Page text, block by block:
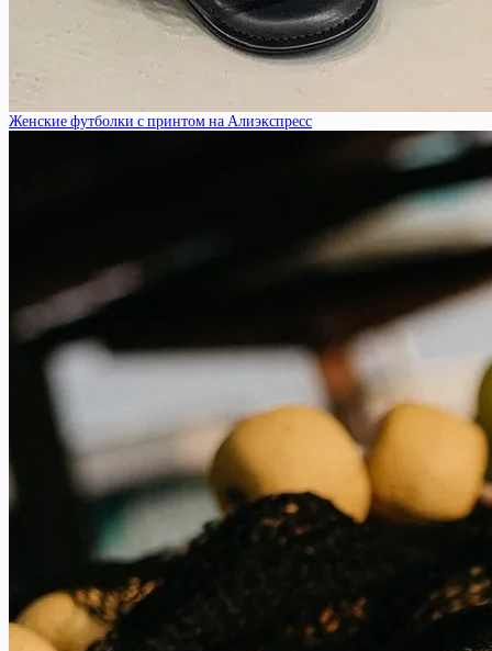
Женские футболки с принтом на Алиэкспресс